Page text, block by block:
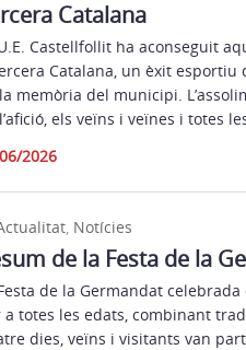
Catalana
Castellfollit ha aconseguit
Catalana, un èxit
memòria del municipi.
els veïns i veïnes i totes
2026
, Notícies
de la Festa de la
de la Germandat
a totes les edats, combinant
dies, veïns i visitants van